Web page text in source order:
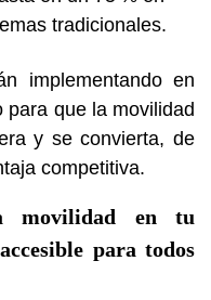
tradicionales.
implementando en
que la movilidad
y se convierta, de
competitiva.
movilidad en tu
para todos